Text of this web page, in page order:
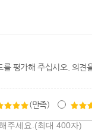
평가해 주십시오. 의견
(만족)